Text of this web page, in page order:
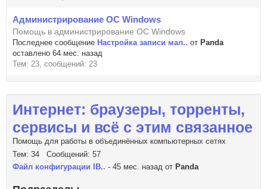
Администрирование ОС Windows
Помощь в администрирование ОС Windows
Последнее сообщение Настройка записи мал.. от Panda
оставлено 64 мес. назад
Тем: 23, сообщений: 23
Интернет: браузеры, торренты,
сервисы и всё с этим связанное
Помощь для работы в объединённых компьютерных сетях
Тем: 34 Сообщений: 57
Файл конфигурации IB.. - 45 мес. назад от Panda